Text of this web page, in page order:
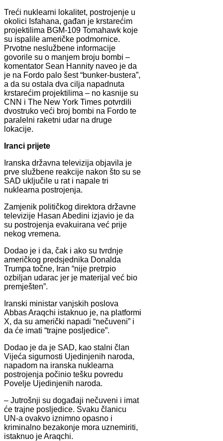
Treći nuklearni lokalitet, postrojenje u
okolici Isfahana, gađan je krstarećim
projektilima BGM-109 Tomahawk koje
su ispalile američke podmornice.
Prvotne neslužbene informacije
govorile su o manjem broju bombi –
komentator Sean Hannity naveo je da
je na Fordo palo šest “bunker-bustera”,
a da su ostala dva cilja napadnuta
krstarećim projektilima – no kasnije su
CNN i The New York Times potvrdili
dvostruko veći broj bombi na Fordo te
paralelni raketni udar na druge
lokacije.
Iranci prijete
Iranska državna televizija objavila je
prve službene reakcije nakon što su se
SAD uključile u rat i napale tri
nuklearna postrojenja.
Zamjenik političkog direktora državne
televizije Hasan Abedini izjavio je da
su postrojenja evakuirana već prije
nekog vremena.
Dodao je i da, čak i ako su tvrdnje
američkog predsjednika Donalda
Trumpa točne, Iran “nije pretrpio
ozbiljan udarac jer je materijal već bio
premješten”.
Iranski ministar vanjskih poslova
Abbas Araqchi istaknuo je, na platformi
X, da su američki napadi “nečuveni” i
da će imati “trajne posljedice”.
Dodao je da je SAD, kao stalni član
Vijeća sigurnosti Ujedinjenih naroda,
napadom na iranska nuklearna
postrojenja počinio tešku povredu
Povelje Ujedinjenih naroda.
– Jutrošnji su događaji nečuveni i imat
će trajne posljedice. Svaku članicu
UN-a ovakvo iznimno opasno i
kriminalno bezakonje mora uznemiriti,
istaknuo je Araqchi.